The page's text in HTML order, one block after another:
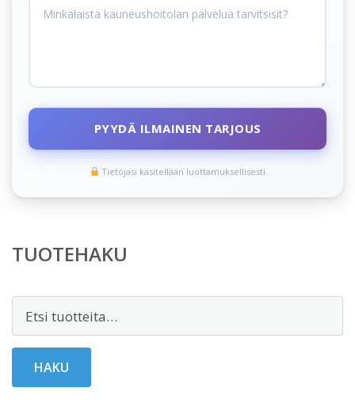
PYYDÄ ILMAINEN TARJOUS
Tietojasi käsitellään luottamuksellisesti
TUOTEHAKU
HAKU